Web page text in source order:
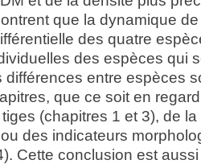
que la dynamique
des quatre
des espèces qui
différences entre espèces
que ce soit en
(chapitres 1 et 3), de
des indicateurs
Cette conclusion est